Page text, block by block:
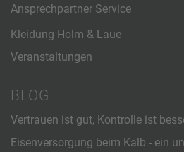
Ansprechpartner Service
Kleidung Holm & Laue
Veranstaltungen
BLOG
Vertrauen ist gut, Kontrolle ist
Eisenversorgung beim Kalb - ein